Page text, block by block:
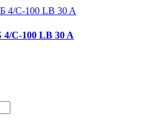
4/С-100 LB 30 A